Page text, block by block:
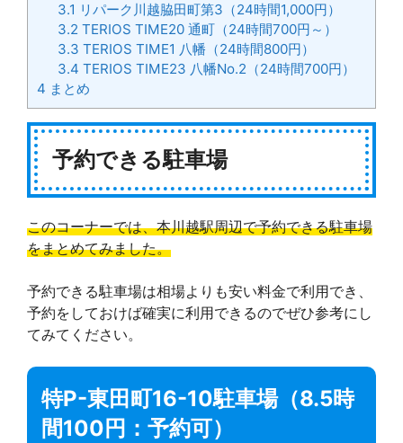
3.1 リパーク川越脇田町第3（24時間1,000円）
3.2 TERIOS TIME20 通町（24時間700円～）
3.3 TERIOS TIME1 八幡（24時間800円）
3.4 TERIOS TIME23 八幡No.2（24時間700円）
4 まとめ
予約できる駐車場
このコーナーでは、本川越駅周辺で予約できる駐車場
をまとめてみました。
予約できる駐車場は相場よりも安い料金で利用でき、
予約をしておけば確実に利用できるのでぜひ参考にし
てみてください。
特P-東田町16-10駐車場（8.5時
間100円：予約可）